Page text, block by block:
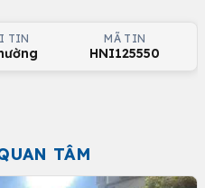
TIN MÃ TIN
HNI125550
TÂM